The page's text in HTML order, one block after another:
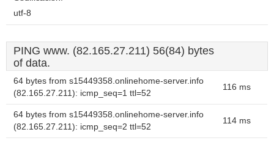
utf-8
PING www. (82.165.27.211) 56(84) bytes
of data.
64 bytes from s15449358.onlinehome-server.info
(82.165.27.211): icmp_seq=1 ttl=52
116 ms
64 bytes from s15449358.onlinehome-server.info
(82.165.27.211): icmp_seq=2 ttl=52
114 ms